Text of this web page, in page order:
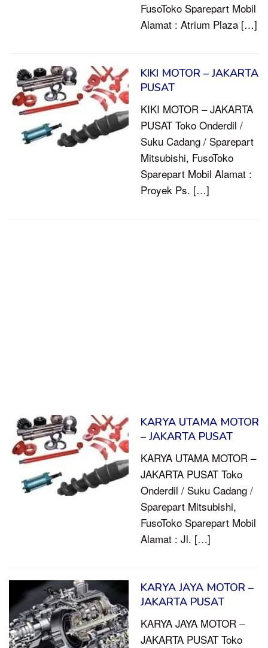
FusoToko Sparepart Mobil
Alamat : Atrium Plaza […]
KIKI MOTOR – JAKARTA
PUSAT
KIKI MOTOR – JAKARTA
PUSAT Toko Onderdil /
Suku Cadang / Sparepart
Mitsubishi, FusoToko
Sparepart Mobil Alamat :
Proyek Ps. […]
KARYA UTAMA MOTOR
– JAKARTA PUSAT
KARYA UTAMA MOTOR –
JAKARTA PUSAT Toko
Onderdil / Suku Cadang /
Sparepart Mitsubishi,
FusoToko Sparepart Mobil
Alamat : Jl. […]
KARYA JAYA MOTOR –
JAKARTA PUSAT
KARYA JAYA MOTOR –
JAKARTA PUSAT Toko